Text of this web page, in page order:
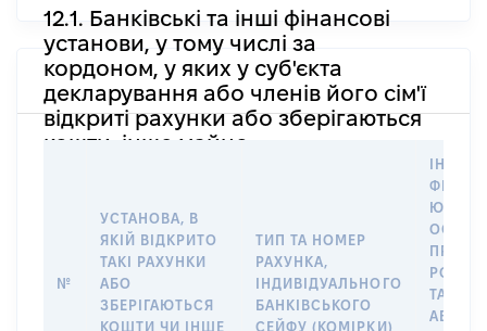
12.1. Банківські та інші фінансові
установи, у тому числі за
кордоном, у яких у суб'єкта
декларування або членів його сім'ї
відкриті рахунки або зберігаються
кошти, інше майно
№
УСТАНОВА, В
ЯКІЙ ВІДКРИТО
ТАКІ РАХУНКИ
АБО
ЗБЕРІГАЮТЬСЯ
КОШТИ ЧИ ІНШЕ
ТИП ТА НОМЕР
РАХУНКА,
ІНДИВІДУАЛЬНОГО
БАНКІВСЬКОГО
СЕЙФУ (КОМІРКИ)
ПРАВО
ТАКИМ
АБО